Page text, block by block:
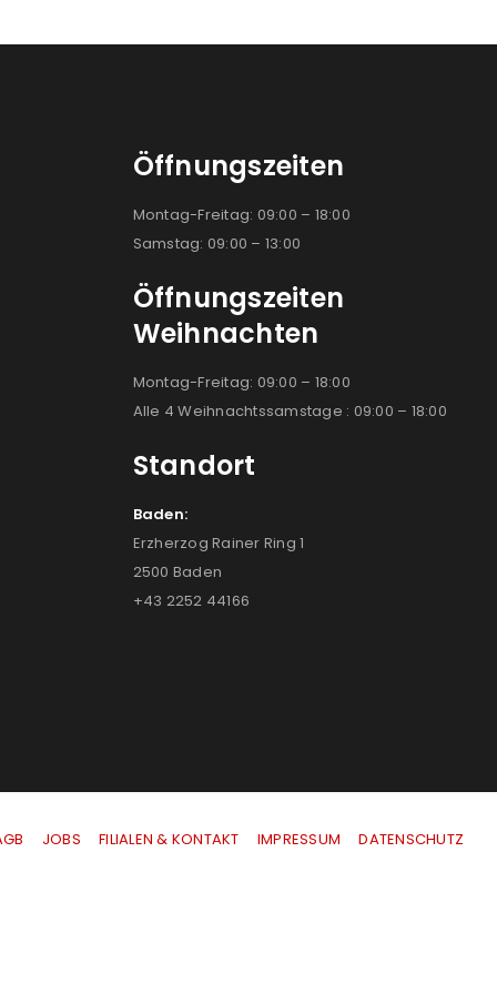
Öffnungszeiten
Montag-Freitag: 09:00 – 18:00
Samstag: 09:00 – 13:00
Öffnungszeiten
Weihnachten
Montag-Freitag: 09:00 – 18:00
Alle 4 Weihnachtssamstage : 09:00 – 18:00
Standort
Baden:
Erzherzog Rainer Ring 1
2500 Baden
+43 2252 44166
JOBS FILIALEN & KONTAKT IMPRESSUM |DATENSCHUTZ